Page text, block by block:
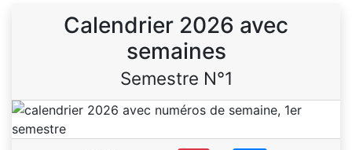
Calendrier 2026 avec
semaines
Semestre N°1